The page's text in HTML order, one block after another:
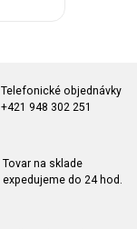
Telefonické objednávky
+421 948 302 251
Tovar na sklade
expedujeme do 24 hod.